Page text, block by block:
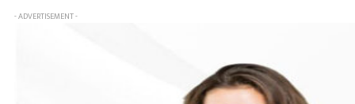
- ADVERTISEMENT -